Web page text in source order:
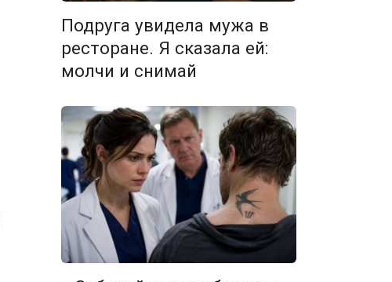
Подруга увидела мужа в
ресторане. Я сказала ей:
молчи и снимай